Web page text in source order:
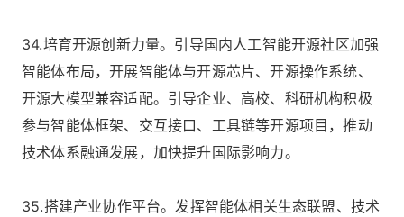
34.培育开源创新力量。引导国内人工智能开源社区加强
智能体布局，开展智能体与开源芯片、开源操作系统、
开源大模型兼容适配。引导企业、高校、科研机构积极
参与智能体框架、交互接口、工具链等开源项目，推动
技术体系融通发展，加快提升国际影响力。
35.搭建产业协作平台。发挥智能体相关生态联盟、技术